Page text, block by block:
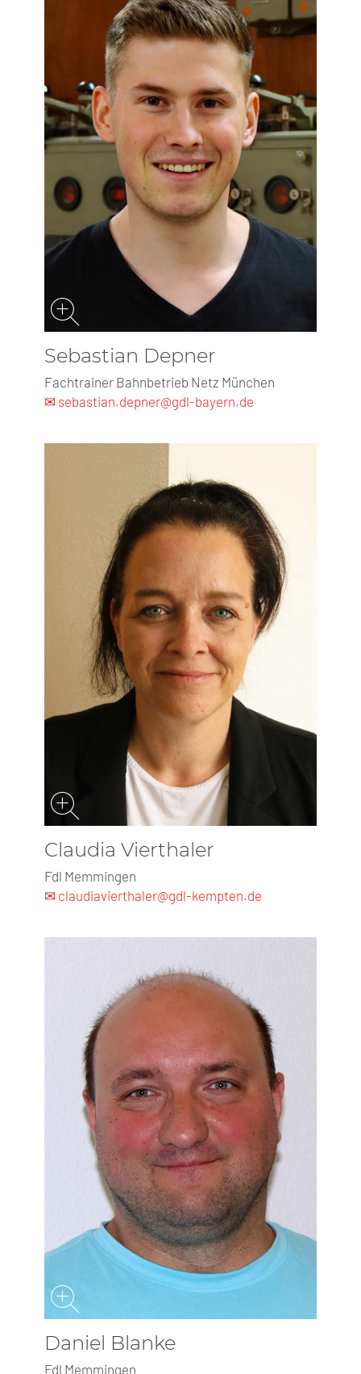
Sebastian Depner
Fachtrainer Bahnbetrieb Netz München
✉ sebastian.depner@gdl-bayern.de
Claudia Vierthaler
Fdl Memmingen
✉ claudiavierthaler@gdl-kempten.de
Daniel Blanke
Fdl Memmingen